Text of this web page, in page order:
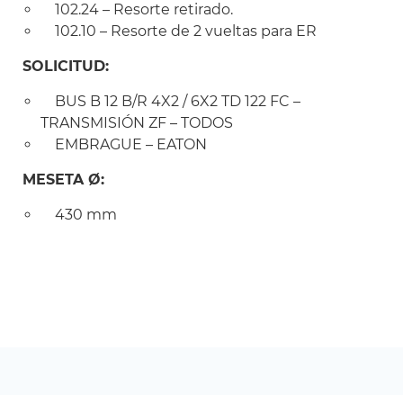
102.24 – Resorte retirado.
102.10 – Resorte de 2 vueltas para ER
SOLICITUD:
BUS B 12 B/R 4X2 / 6X2 TD 122 FC –
TRANSMISIÓN ZF – TODOS
EMBRAGUE – EATON
MESETA Ø:
430 mm